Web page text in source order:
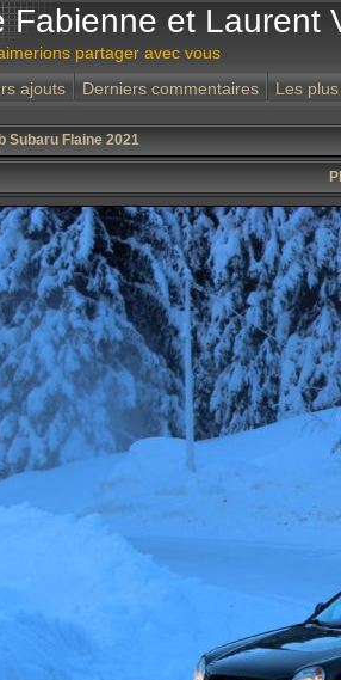
Fabienne et Laurent
partager avec vous
ajouts Derniers commentaires Les
Subaru Flaine 2021